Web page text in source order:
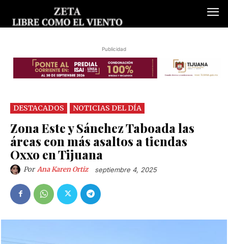
Publicidad
DESTACADOS NOTICIAS DEL DÍA
Zona Este y Sánchez Taboada las
áreas con más asaltos a tiendas
Oxxo en Tijuana
Por Ana Karen Ortiz septiembre 4, 2025